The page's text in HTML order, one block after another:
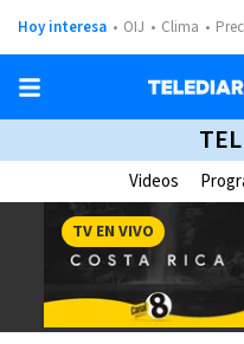
Hoy interesa OIJ Clima
Videos
TV EN VIVO